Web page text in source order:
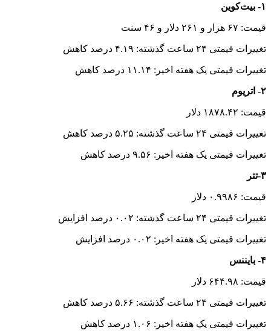
۱- بیت‌کوین
قیمت: ۶۷ هزار و ۲۶۱ دلار و ۴۶ سنت
تغییرات قیمتی ۲۴ ساعت گذشته: ۴.۱۹ درصد کاهش
تغییرات قیمتی یک هفته اخیر: ۱۱.۱۴ درصد کاهش
۲- اتریوم
قیمت: ۱۸۷۸.۴۲ دلار
تغییرات قیمتی ۲۴ ساعت گذشته: ۵.۲۵ درصد کاهش
تغییرات قیمتی یک هفته اخیر: ۹.۵۶ درصد کاهش
۳-تتر
قیمت: ۰.۹۹۸۶ دلار
تغییرات قیمتی ۲۴ ساعت گذشته: ۰.۰۲ درصد افزایش
تغییرات قیمتی یک هفته اخیر: ۰.۰۲ درصد افزایش
۴- بایننس
قیمت: ۶۴۴.۹۸ دلار
تغییرات قیمتی ۲۴ ساعت گذشته: ۵.۶۶ درصد کاهش
تغییرات قیمتی یک هفته اخیر: ۱.۰۶ درصد کاهش